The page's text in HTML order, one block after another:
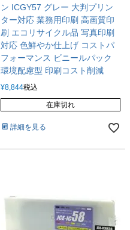
ン ICGY57 グレー 大判プリン
ター対応 業務用印刷 高画質印
刷 エコリサイクル品 写真印刷
対応 色鮮やか仕上げ コストパ
フォーマンス ビニールパック
環境配慮型 印刷コスト削減
¥8,844税込
在庫切れ
詳細を見る